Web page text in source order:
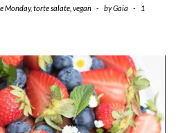
Monday,torte salate vegan - byGaia -
1